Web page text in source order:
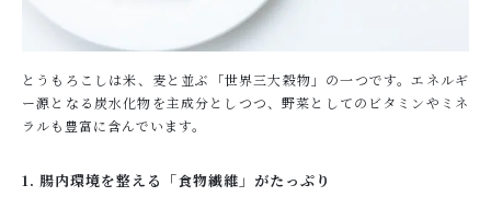
とうもろこしは米、麦と並ぶ「世界三大穀物」の一つです。エネルギ
ー源となる炭水化物を主成分としつつ、野菜としてのビタミンやミネ
ラルも豊富に含んでいます。
1. 腸内環境を整える「食物繊維」がたっぷり